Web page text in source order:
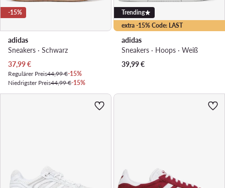
-15%
adidas
Sneakers · Schwarz
Aktueller Preis
37,99€
Regulärer Preis44,99 €-15%
Niedrigster Preis44,99 €-15%
extra -15% Code: LAST
Trending
adidas
Sneakers · Hoops · Weiß
39,99€